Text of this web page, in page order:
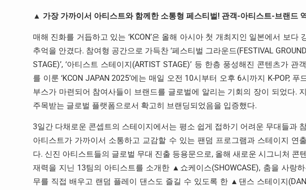
▲ 가장 가까이서 아티스트와 함께한 소통형 페스티벌! 관객-아티스트-브랜드
매해 진화를 거듭하고 있는 ‘KCON’은 올해 아시아 첫 개최지인 일본에서 보
추억을 안겼다. 참여형 공간으로 가득찬 ‘페스티벌 그라운드(FESTIVAL
STAGE)’, ‘아티스트 스테이지(ARTIST STAGE)’ 등 한층 풍성해진 콘텐츠가
를 이룬 ‘KCON JAPAN 2025’에는 매일 오전 10시부터 오후 6시까지 K-POP,
부스가 마련되어 참여사들이 브랜드를 글로벌에 알리는 기회의 장이 되었다.
주목받는 글로벌 플랫폼으로서 확고히 브랜딩되었음을 입증했다.
3일간 다채로운 콘셉트의 스테이지에서는 평소 쉽게 접하기 어려운 무대들과
아티스트가 가까이서 소통하고 교감할 수 있는 팬덤 프로그램과 스테이지 연
다. 신진 아티스트들의 글로벌 무대 진출 등용문으로, 올해 새로운 시그니처 콘
재력을 지닌 13팀의 아티스트를 소개한 ▲쇼케이스(SHOWCASE), 춤을 사랑
무를 직접 배우고 랜덤 플레이 댄스도 즐길 수 있도록 한 ▲댄스 스테이지